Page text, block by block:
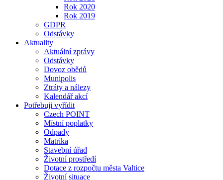
Rok 2020
Rok 2019
GDPR
Odstávky
Aktuality
Aktuální zprávy
Odstávky
Dovoz obědů
Munipolis
Ztráty a nálezy
Kalendář akcí
Potřebuji vyřídit
Czech POINT
Místní poplatky
Odpady
Matrika
Stavební úřad
Životní prostředí
Dotace z rozpočtu města Valtice
Životní situace